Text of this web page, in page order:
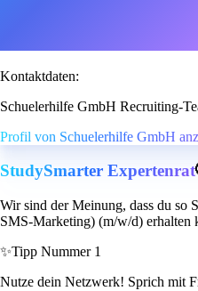
Kontaktdaten:
Schuelerhilfe GmbH Recruiting-
Profil von Schuelerhilfe GmbH
StudySmarter Expertenrat
Wir sind der Meinung, dass du so
SMS-Marketing) (m/w/d) erhalten
✨Tipp Nummer 1
Nutze dein Netzwerk! Sprich mit